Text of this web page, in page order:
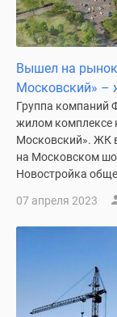
Вышел на
Московский» –
Группа компаний
жилом комплексе
Московский». ЖК
на Московском
Новостройка
07 апреля 2023